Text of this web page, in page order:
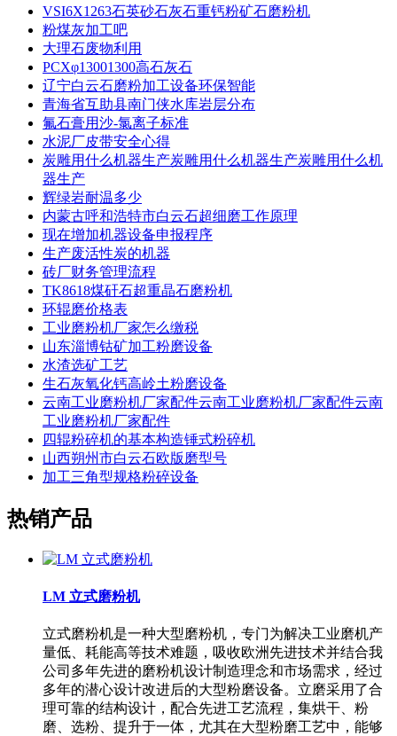
VSI6X1263石英砂石灰石重钙粉矿石磨粉机
粉煤灰加工吧
大理石废物利用
PCXφ13001300高石灰石
辽宁白云石磨粉加工设备环保智能
青海省互助县南门侠水库岩层分布
氟石膏用沙-氯离子标准
水泥厂皮带安全心得
炭雕用什么机器生产炭雕用什么机器生产炭雕用什么机
器生产
辉绿岩耐温多少
内蒙古呼和浩特市白云石超细磨工作原理
现在增加机器设备申报程序
生产废活性炭的机器
砖厂财务管理流程
TK8618煤矸石超重晶石磨粉机
环辊磨价格表
工业磨粉机厂家怎么缴税
山东淄博钴矿加工粉磨设备
水渣选矿工艺
生石灰氧化钙高岭土粉磨设备
云南工业磨粉机厂家配件云南工业磨粉机厂家配件云南
工业磨粉机厂家配件
四辊粉碎机的基本构造锤式粉碎机
山西朔州市白云石欧版磨型号
加工三角型规格粉碎设备
热销产品
LM 立式磨粉机
立式磨粉机是一种大型磨粉机，专门为解决工业磨机产
量低、耗能高等技术难题，吸收欧洲先进技术并结合我
公司多年先进的磨粉机设计制造理念和市场需求，经过
多年的潜心设计改进后的大型粉磨设备。立磨采用了合
理可靠的结构设计，配合先进工艺流程，集烘干、粉
磨、选粉、提升于一体，尤其在大型粉磨工艺中，能够